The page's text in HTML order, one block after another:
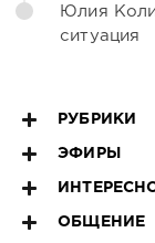
Юлия
ситуация
РУБРИКИ
ЭФИРЫ
ОБЩЕНИЕ